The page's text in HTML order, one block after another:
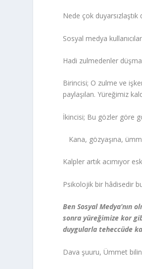
Nede çok duyarsızlaştık
Sosyal medya
Hadi zulmedenler
Birincisi; O zulme ve
paylaşılan. Yüreğimiz
İkincisi; Bu gözler göre
Kana, gözyaşına,
Kalpler artık acımıyor
Psikolojik bir hâdisedir
Ben Sosyal Medya’nın
sonra yüreğimize kor
duygularla teheccüde
Dava şuuru, Ümmet